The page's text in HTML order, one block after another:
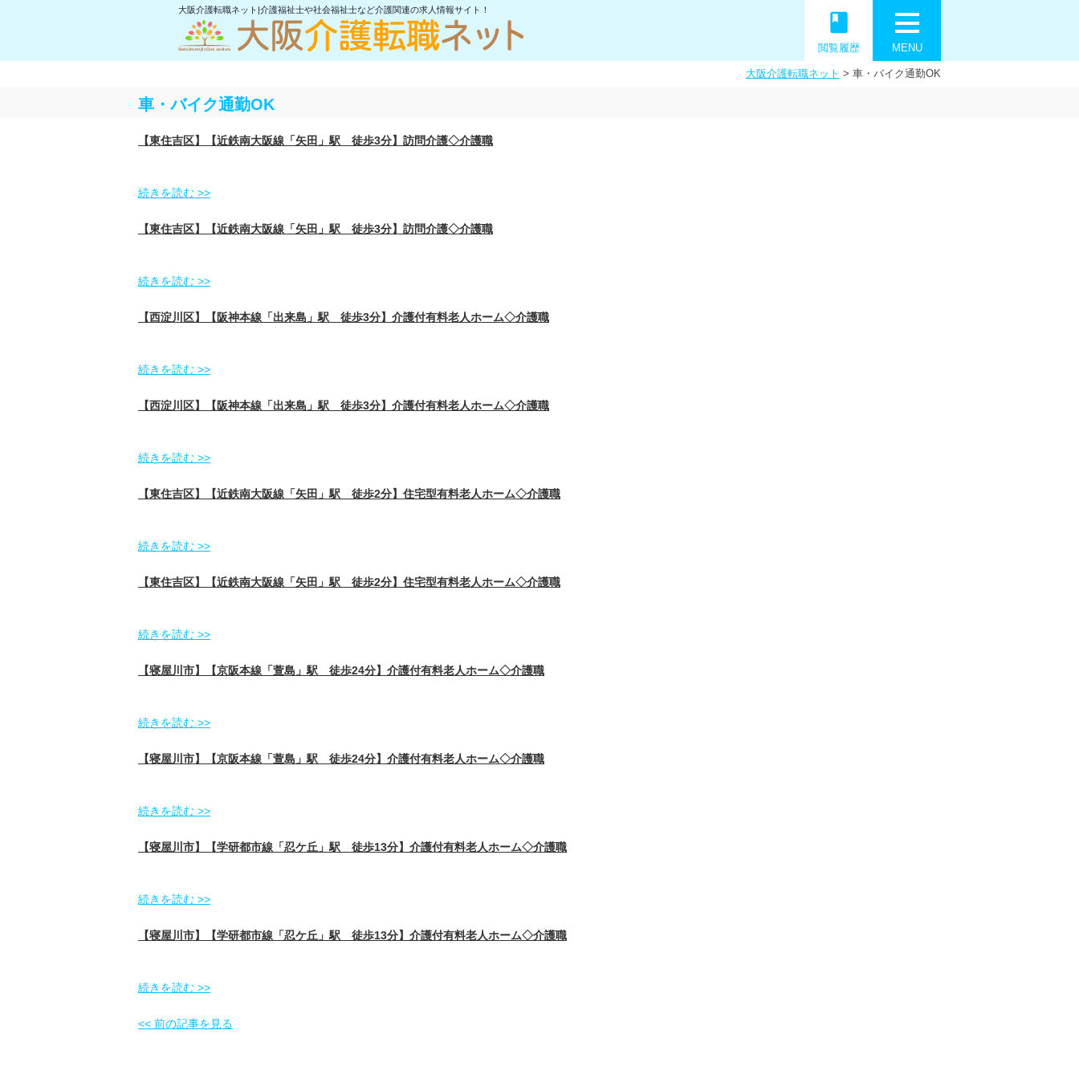
大阪介護転職ネット|介護福祉士や社会福祉士など介護関連の求人情報サイト！
MENU
book
閲覧履歴
大阪介護転職ネット > 車・バイク通勤OK
車・バイク通勤OK
【東住吉区】【近鉄南大阪線「矢田」駅 徒歩3分】訪問介護◇介護職
続きを読む >>
【東住吉区】【近鉄南大阪線「矢田」駅 徒歩3分】訪問介護◇介護職
続きを読む >>
【西淀川区】【阪神本線「出来島」駅 徒歩3分】介護付有料老人ホーム◇介護職
続きを読む >>
【西淀川区】【阪神本線「出来島」駅 徒歩3分】介護付有料老人ホーム◇介護職
続きを読む >>
【東住吉区】【近鉄南大阪線「矢田」駅 徒歩2分】住宅型有料老人ホーム◇介護職
続きを読む >>
【東住吉区】【近鉄南大阪線「矢田」駅 徒歩2分】住宅型有料老人ホーム◇介護職
続きを読む >>
【寝屋川市】【京阪本線「萱島」駅 徒歩24分】介護付有料老人ホーム◇介護職
続きを読む >>
【寝屋川市】【京阪本線「萱島」駅 徒歩24分】介護付有料老人ホーム◇介護職
続きを読む >>
【寝屋川市】【学研都市線「忍ケ丘」駅 徒歩13分】介護付有料老人ホーム◇介護職
続きを読む >>
【寝屋川市】【学研都市線「忍ケ丘」駅 徒歩13分】介護付有料老人ホーム◇介護職
続きを読む >>
<< 前の記事を見る